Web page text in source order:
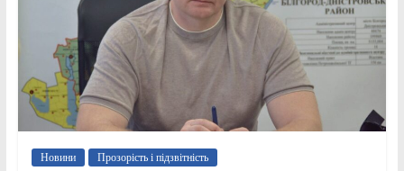
Новини Прозорість і підзвітність